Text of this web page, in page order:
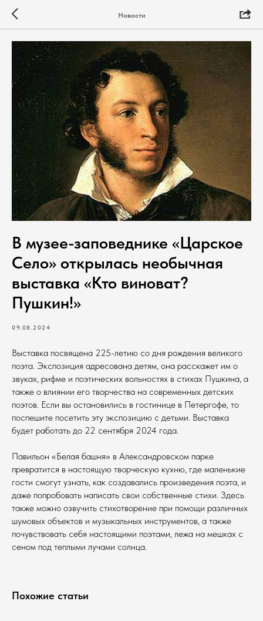
Новости
В музее-заповеднике «Царское
Село» открылась необычная
выставка «Кто виноват?
Пушкин!»
09.08.2024
Выставка посвящена 225-летию со дня рождения великого
поэта. Экспозиция адресована детям, она расскажет им о
звуках, рифме и поэтических вольностях в стихах Пушкина, а
также о влиянии его творчества на современных детских
поэтов. Если вы остановились в гостинице в Петергофе, то
поспешите посетить эту экспозицию с детьми. Выставка
будет работать до 22 сентября 2024 года.
Павильон «Белая башня» в Александровском парке
превратится в настоящую творческую кухню, где маленькие
гости смогут узнать, как создавались произведения поэта, и
даже попробовать написать свои собственные стихи. Здесь
также можно озвучить стихотворение при помощи различных
шумовых объектов и музыкальных инструментов, а также
почувствовать себя настоящими поэтами, лежа на мешках с
сеном под теплыми лучами солнца.
Похожие статьи